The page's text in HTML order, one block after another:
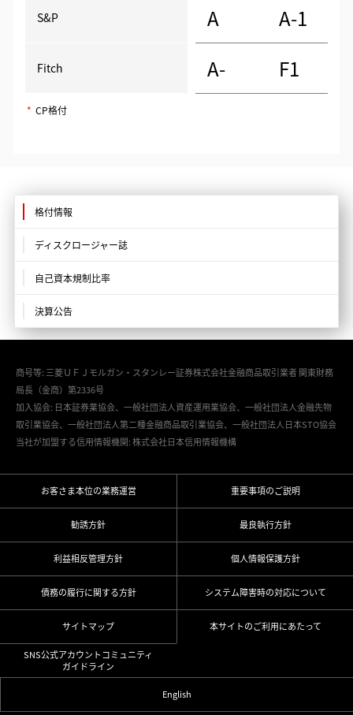
S&P A A-1
Fitch A- F1
* CP格付
格付情報
ディスクロージャー誌
自己資本規制比率
決算公告
商号等: 三菱ＵＦＪモルガン・スタンレー証券株式会社金融商品取引業者 関東財務
局長（金商）第2336号
加入協会: 日本証券業協会、一般社団法人資産運用業協会、一般社団法人金融先物
取引業協会、一般社団法人第二種金融商品取引業協会、一般社団法人日本STO協会
当社が加盟する信用情報機関: 株式会社日本信用情報機構
お客さま本位の業務運営 重要事項のご説明
勧誘方針 最良執行方針
利益相反管理方針 個人情報保護方針
債務の履行に関する方針 システム障害時の対応について
サイトマップ 本サイトのご利用にあたって
SNS公式アカウントコミュニティ
ガイドライン
English